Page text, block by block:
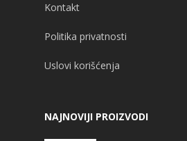
Kontakt
Politika privatnosti
Uslovi korišćenja
NAJNOVIJI PROIZVODI